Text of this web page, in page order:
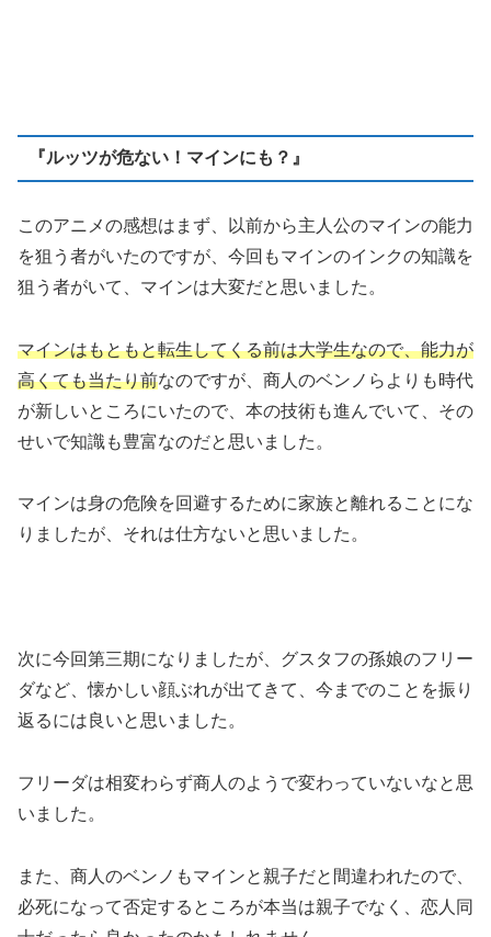
『ルッツが危ない！マインにも？』
このアニメの感想はまず、以前から主人公のマインの能力
を狙う者がいたのですが、今回もマインのインクの知識を
狙う者がいて、マインは大変だと思いました。
マインはもともと転生してくる前は大学生なので、能力が
高くても当たり前なのですが、商人のベンノらよりも時代
が新しいところにいたので、本の技術も進んでいて、その
せいで知識も豊富なのだと思いました。
マインは身の危険を回避するために家族と離れることにな
りましたが、それは仕方ないと思いました。
次に今回第三期になりましたが、グスタフの孫娘のフリー
ダなど、懐かしい顔ぶれが出てきて、今までのことを振り
返るには良いと思いました。
フリーダは相変わらず商人のようで変わっていないなと思
いました。
また、商人のベンノもマインと親子だと間違われたので、
必死になって否定するところが本当は親子でなく、恋人同